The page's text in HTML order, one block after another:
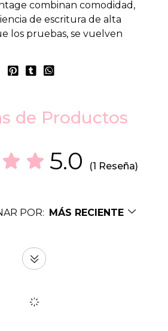
combinan comodidad,
de escritura de alta
los pruebas, se vuelven
de Productos
5.0 (1 Reseña)
POR: MÁS RECIENTE